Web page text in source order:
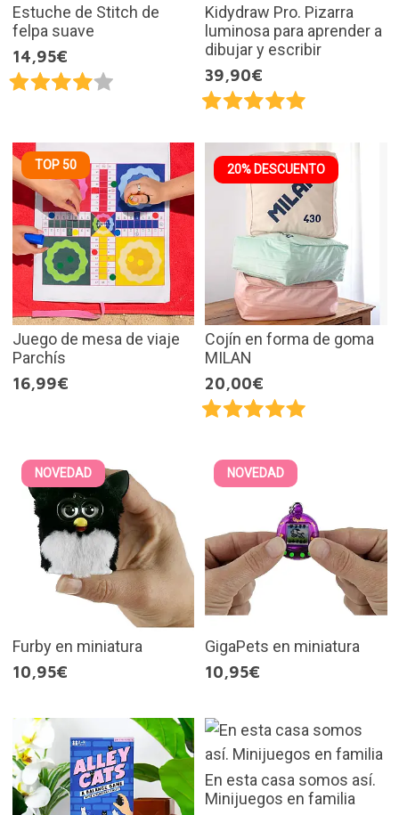
Estuche de Stitch de
felpa suave
14,95€
Kidydraw Pro. Pizarra
luminosa para aprender a
dibujar y escribir
39,90€
TOP 50
Juego de mesa de viaje
Parchís
16,99€
20% DESCUENTO
Cojín en forma de goma
MILAN
20,00€
NOVEDAD
Furby en miniatura
10,95€
NOVEDAD
GigaPets en miniatura
10,95€
En esta casa somos así.
Minijuegos en familia